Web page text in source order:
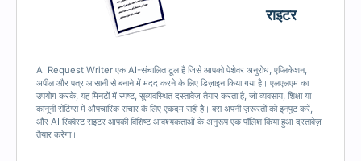
राइटर
AI Request Writer एक AI-संचालित टूल है जिसे आपको पेशेवर अनुरोध, एप्लिकेशन,
अपील और पत्र आसानी से बनाने में मदद करने के लिए डिज़ाइन किया गया है। एलएलएम का
उपयोग करके, यह मिनटों में स्पष्ट, सुव्यवस्थित दस्तावेज़ तैयार करता है, जो व्यवसाय, शिक्षा या
कानूनी सेटिंग्स में औपचारिक संचार के लिए एकदम सही है। बस अपनी ज़रूरतों को इनपुट करें,
और AI रिक्वेस्ट राइटर आपकी विशिष्ट आवश्यकताओं के अनुरूप एक पॉलिश किया हुआ दस्तावेज़
तैयार करेगा।